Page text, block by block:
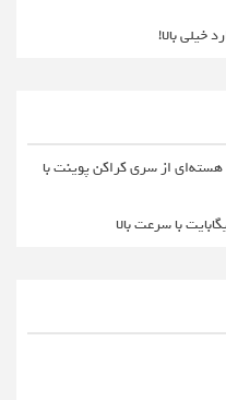
پردازنده معرفی‌نشده 6 هسته‌ای از سری کراکن پوینت با